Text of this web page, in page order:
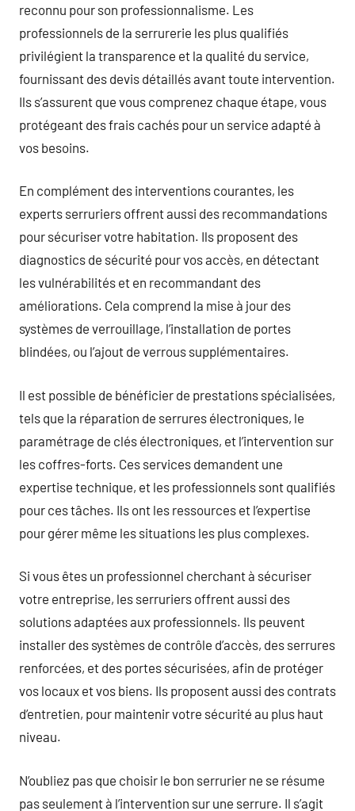
reconnu pour son professionnalisme. Les
professionnels de la serrurerie les plus qualifiés
privilégient la transparence et la qualité du service,
fournissant des devis détaillés avant toute intervention.
Ils s’assurent que vous comprenez chaque étape, vous
protégeant des frais cachés pour un service adapté à
vos besoins.
En complément des interventions courantes, les
experts serruriers offrent aussi des recommandations
pour sécuriser votre habitation. Ils proposent des
diagnostics de sécurité pour vos accès, en détectant
les vulnérabilités et en recommandant des
améliorations. Cela comprend la mise à jour des
systèmes de verrouillage, l’installation de portes
blindées, ou l’ajout de verrous supplémentaires.
Il est possible de bénéficier de prestations spécialisées,
tels que la réparation de serrures électroniques, le
paramétrage de clés électroniques, et l’intervention sur
les coffres-forts. Ces services demandent une
expertise technique, et les professionnels sont qualifiés
pour ces tâches. Ils ont les ressources et l’expertise
pour gérer même les situations les plus complexes.
Si vous êtes un professionnel cherchant à sécuriser
votre entreprise, les serruriers offrent aussi des
solutions adaptées aux professionnels. Ils peuvent
installer des systèmes de contrôle d’accès, des serrures
renforcées, et des portes sécurisées, afin de protéger
vos locaux et vos biens. Ils proposent aussi des contrats
d’entretien, pour maintenir votre sécurité au plus haut
niveau.
N’oubliez pas que choisir le bon serrurier ne se résume
pas seulement à l’intervention sur une serrure. Il s’agit